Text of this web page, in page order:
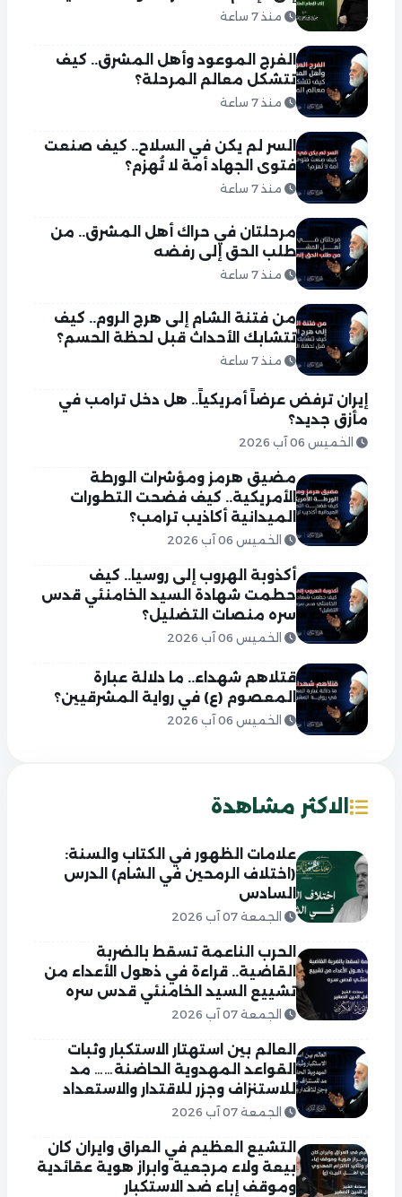
منذ 7 ساعة
الفرج الموعود وأهل المشرق.. كيف
تتشكل معالم المرحلة؟
منذ 7 ساعة
السر لم يكن في السلاح.. كيف صنعت
فتوى الجهاد أمة لا تُهزم؟
منذ 7 ساعة
مرحلتان في حراك أهل المشرق.. من
طلب الحق إلى رفضه
منذ 7 ساعة
من فتنة الشام إلى هرج الروم.. كيف
تتشابك الأحداث قبل لحظة الحسم؟
منذ 7 ساعة
إيران ترفض عرضاً أمريكياً.. هل دخل ترامب في
مأزق جديد؟
الخميس 06 آب 2026
مضيق هرمز ومؤشرات الورطة
الأمريكية.. كيف فضحت التطورات
الميدانية أكاذيب ترامب؟
الخميس 06 آب 2026
أكذوبة الهروب إلى روسيا.. كيف
حطمت شهادة السيد الخامنئي قدس
سره منصات التضليل؟
الخميس 06 آب 2026
قتلاهم شهداء.. ما دلالة عبارة
المعصوم (ع) في رواية المشرقيين؟
الخميس 06 آب 2026
الاكثر مشاهدة
علامات الظهور في الكتاب والسنة:
(اختلاف الرمحين في الشام) الدرس
السادس
الجمعة 07 آب 2026
الحرب الناعمة تسقط بالضربة
القاضية.. قراءة في ذهول الأعداء من
تشييع السيد الخامنئي قدس سره
الجمعة 07 آب 2026
العالم بين استهتار الاستكبار وثبات
القواعد المهدوية الحاضنة…… مد
للاستنزاف وجزر للاقتدار والاستعداد
الجمعة 07 آب 2026
التشيع العظيم في العراق وايران كان
بيعة ولاء مرجعية وابراز هوية عقائدية
وموقف إباء ضد الاستكبار